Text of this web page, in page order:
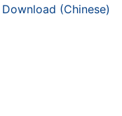
Download (Chinese)